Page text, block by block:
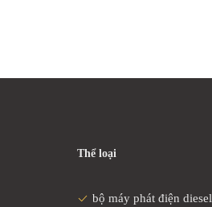
Thể loại
bộ máy phát điện diesel